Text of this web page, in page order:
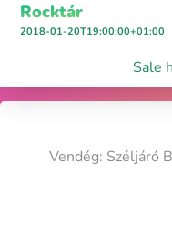
Rocktár
2018-01-20T19:00:00+01:00
Sale
Vendég: Széljáró